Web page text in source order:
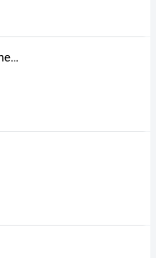
Poupinou et Poupinette